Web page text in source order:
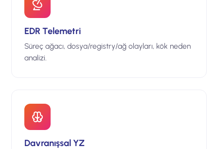
EDR Telemetri
Süreç ağacı, dosya/registry/ağ olayları, kök neden
analizi.
Davranışsal YZ